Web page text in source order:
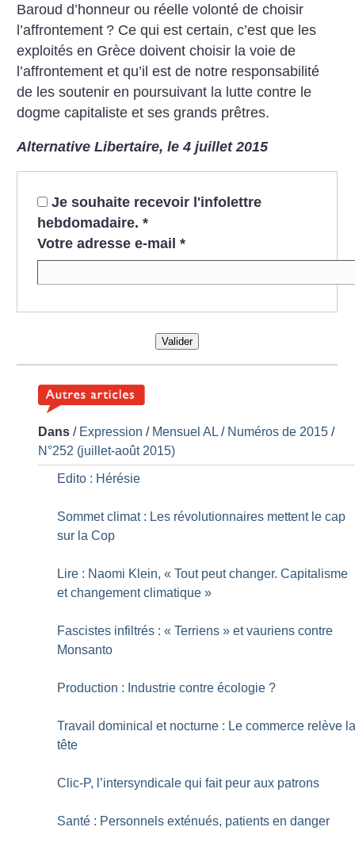
Baroud d’honneur ou réelle volonté de choisir
l’affrontement ? Ce qui est certain, c’est que les
exploités en Grèce doivent choisir la voie de
l’affrontement et qu’il est de notre responsabilité
de les soutenir en poursuivant la lutte contre le
dogme capitaliste et ses grands prêtres.
Alternative Libertaire, le 4 juillet 2015
Je souhaite recevoir l'infolettre
hebdomadaire. *
Votre adresse e-mail *
Valider
Dans / Expression / Mensuel AL / Numéros de 2015 /
N°252 (juillet-août 2015)
Edito : Hérésie
Sommet climat : Les révolutionnaires mettent le cap
sur la Cop
Lire : Naomi Klein, « Tout peut changer. Capitalisme
et changement climatique »
Fascistes infiltrés : « Terriens » et vauriens contre
Monsanto
Production : Industrie contre écologie ?
Travail dominical et nocturne : Le commerce relève
tête
Clic-P, l’intersyndicale qui fait peur aux patrons
Santé : Personnels exténués, patients en danger